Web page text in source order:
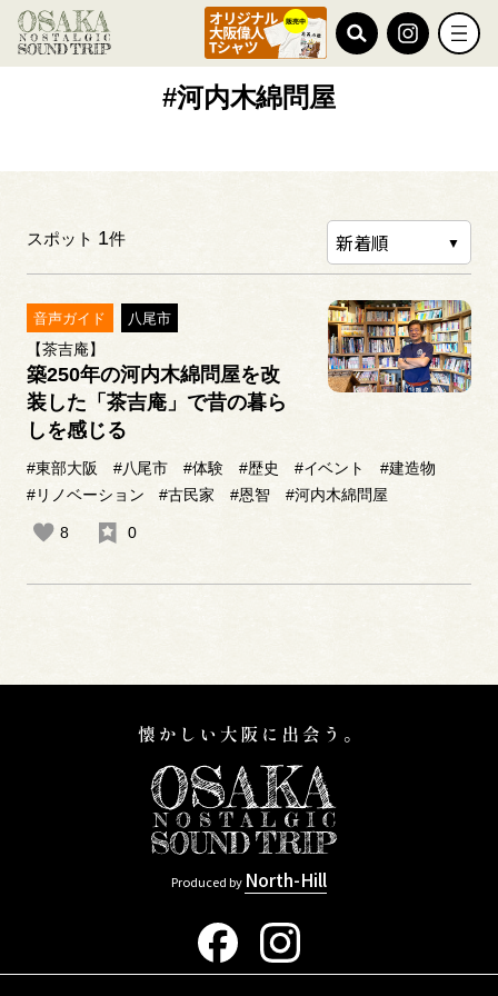
TOP #河内木綿問屋
#河内木綿問屋
スポット 1件
音声ガイド 八尾市
【茶吉庵】
築250年の河内木綿問屋を改
装した「茶吉庵」で昔の暮ら
しを感じる
#東部大阪 #八尾市 #体験 #歴史 #イベント
#建造物
#リノベーション
#古民家 #恩智 #河内木綿問屋
8 0
Produced by North-Hill